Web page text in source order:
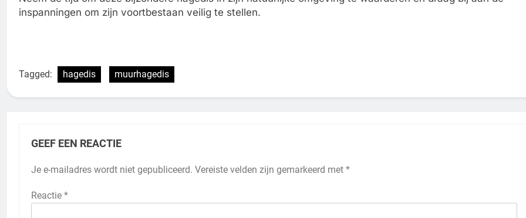
inspanningen om zijn voortbestaan veilig te stellen.
Tagged: hagedis muurhagedis
GEEF EEN REACTIE
Je e-mailadres wordt niet gepubliceerd. Vereiste velden zijn gemarkeerd met *
Reactie *